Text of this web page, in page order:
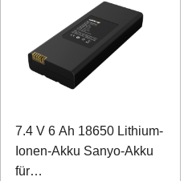
7.4 V 6 Ah 18650 Lithium-
Ionen-Akku Sanyo-Akku
für